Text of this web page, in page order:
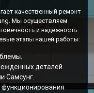
качественный ремонт
Мы осуществляем
и надежность
этапы нашей работы:
деталей
Самсунг.
функционирования